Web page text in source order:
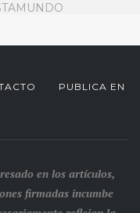
PUBLICA EN
en los artículos,
firmadas incumbe